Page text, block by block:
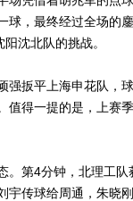
球，最终经过全场的
沈北队的挑战。
扳平上海申花队，
值得一提的是，上赛
第4分钟，北理工队
宇传球给周通，朱晓